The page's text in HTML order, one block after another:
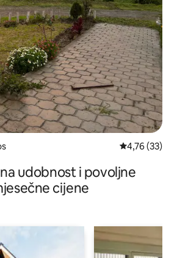
Prosječna
4,76 (33)
udobnost i povoljne
cijene